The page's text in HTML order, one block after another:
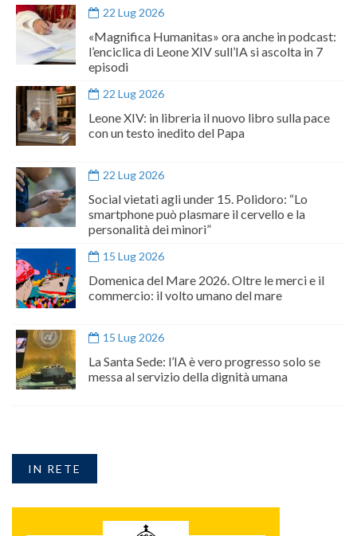
22 Lug 2026
«Magnifica Humanitas» ora anche in podcast:
l’enciclica di Leone XIV sull’IA si ascolta in 7
episodi
22 Lug 2026
Leone XIV: in libreria il nuovo libro sulla pace
con un testo inedito del Papa
22 Lug 2026
Social vietati agli under 15. Polidoro: “Lo
smartphone può plasmare il cervello e la
personalità dei minori”
15 Lug 2026
Domenica del Mare 2026. Oltre le merci e il
commercio: il volto umano del mare
15 Lug 2026
La Santa Sede: l’IA è vero progresso solo se
messa al servizio della dignità umana
IN RETE